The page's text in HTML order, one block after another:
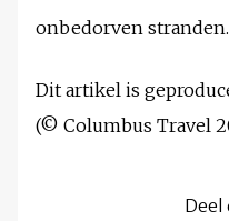
onbedorven stranden.
Dit artikel is
(© Columbus Travel